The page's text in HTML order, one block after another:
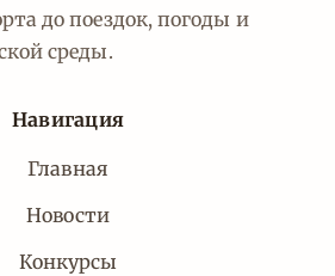
до поездок, погоды и
среды.
Навигация
Главная
Новости
Конкурсы